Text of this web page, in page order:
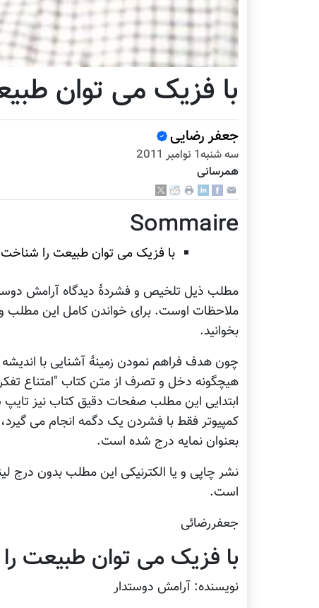
با فزیک می توان
جعفر رضایی
سه شنبه1 نوامبر 2011
همرسانی
Sommaire
با فزیک می توان طبیعت را شناخت
مطلب ذیل تلخیص و فشردۀ دیدگاه آرامش
ملاحظات اوست. برای خواندن کامل این مطلب و
بخوانید.
چون هدف فراهم نمودن زمینۀ آشنایی با
هیچگونه دخل و تصرف از متن کتاب "امتناع
ابتدایی این مطلب صفحات دقیق کتاب نیز
کمپیوتر فقط با فشردن یک دگمه انجام می
بعنوان نمایه درج شده است.
نشر چاپی و یا الکترنیکی این مطلب بدون
است.
جعفررضائی
با فزیک می توان طبیعت
نویسنده: آرامش دوستدار